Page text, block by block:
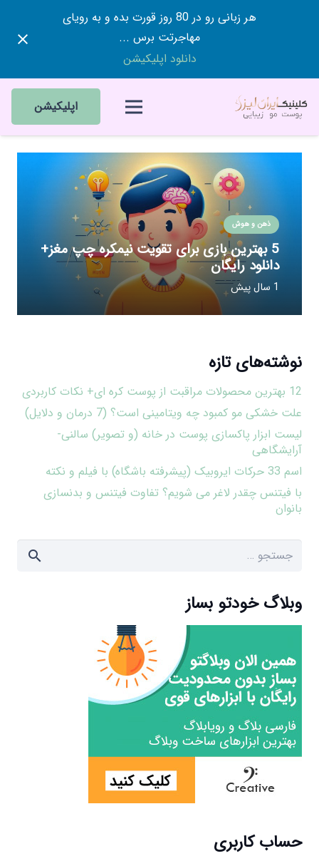
هر زبانی رو در 80 روز قورت بده و به رویای
مهاجرتت برس ...
دانلود اپلیکیشن
اپلیکیشن
ذهن و هوش
5 بهترین بازی برای تقویت نیمکره چپ مغز+
دانلود رایگان
1 سال پیش
نوشته‌های تازه
12 بهترین محصولات مراقبت از پوست کره ای+ نکات کاربردی
علت خشکی مو کمبود چه ویتامینی است؟ (7 درمان و دلایل)
لیست ابزار پاکسازی پوست در خانه (و تصویر) سالنی-
آرایشگاهی
اسم 33 حرکات ایروبیک (پیشرفته باشگاه) با فیلم و نکته
با فیتنس چقدر لاغر می شویم؟ تفاوت فیتنس و بدنسازی
بانوان
جستجو
وبلاگ خودتو بساز
حساب کاربری